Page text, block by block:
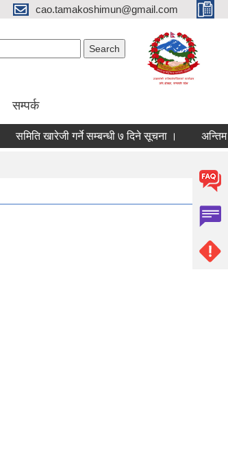
cao.tamakoshimun@gmail.com
सम्पर्क
समिति खारेजी गर्ने सम्बन्धी ७ दिने सूचना । अन्तिम